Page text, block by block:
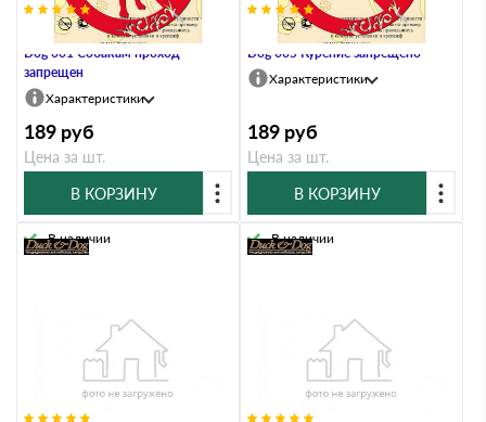
Информационный знак Duck &
Dog 001 Собакам проход
запрещен
Характеристики
189 руб
Цена за шт.
В КОРЗИНУ
Информационный знак Duck &
Dog 005 Курение запрещено
Характеристики
189 руб
Цена за шт.
В КОРЗИНУ
В наличии В наличии